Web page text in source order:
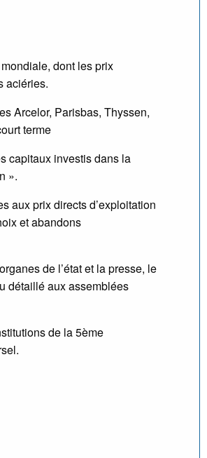
dont les prix
aciéries.
Arcelor, Parisbas, Thyssen,
terme
capitaux investis dans la
».
aux prix directs d’exploitation
et abandons
de l’état et la presse, le
détaillé aux assemblées
de la 5ème